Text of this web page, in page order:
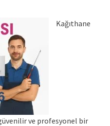
Kağıthane
ve profesyonel bir